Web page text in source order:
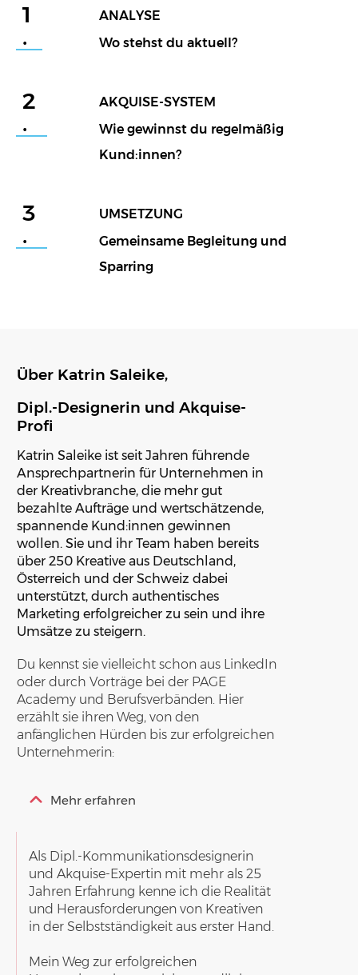
1
.
ANALYSE
Wo stehst du aktuell?
2
.
AKQUISE-SYSTEM
Wie gewinnst du regelmäßig
Kund:innen?
3
.
UMSETZUNG
Gemeinsame Begleitung und
Sparring
Über Katrin Saleike,
Dipl.-Designerin und Akquise-
Profi
Katrin Saleike ist seit Jahren führende
Ansprechpartnerin für Unternehmen in
der Kreativbranche, die mehr gut
bezahlte Aufträge und wertschätzende,
spannende Kund:innen gewinnen
wollen. Sie und ihr Team haben bereits
über 250 Kreative aus Deutschland,
Österreich und der Schweiz dabei
unterstützt, durch authentisches
Marketing erfolgreicher zu sein und ihre
Umsätze zu steigern.
Du kennst sie vielleicht schon aus LinkedIn
oder durch Vorträge bei der PAGE
Academy und Berufsverbänden. Hier
erzählt sie ihren Weg, von den
anfänglichen Hürden bis zur erfolgreichen
Unternehmerin:
Mehr erfahren
Als Dipl.-Kommunikationsdesignerin
und Akquise-Expertin mit mehr als 25
Jahren Erfahrung kenne ich die Realität
und Herausforderungen von Kreativen
in der Selbstständigkeit aus erster Hand.
Mein Weg zur erfolgreichen